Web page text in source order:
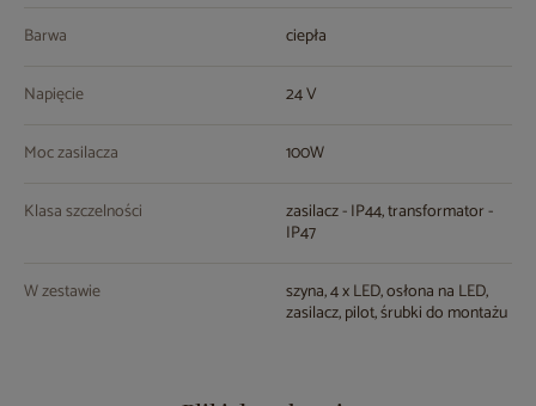
Barwa ciepła
Napięcie 24 V
Moc zasilacza 100W
Klasa szczelności zasilacz - IP44, transformator -
IP47
W zestawie szyna, 4 x LED, osłona na LED,
zasilacz, pilot, śrubki do montażu